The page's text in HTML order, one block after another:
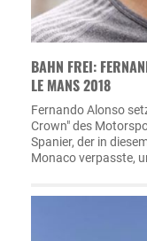
BAHN FREI:
LE MANS 2018
Fernando Alonso
Crown" des
Spanier, der in
Monaco verpasste,